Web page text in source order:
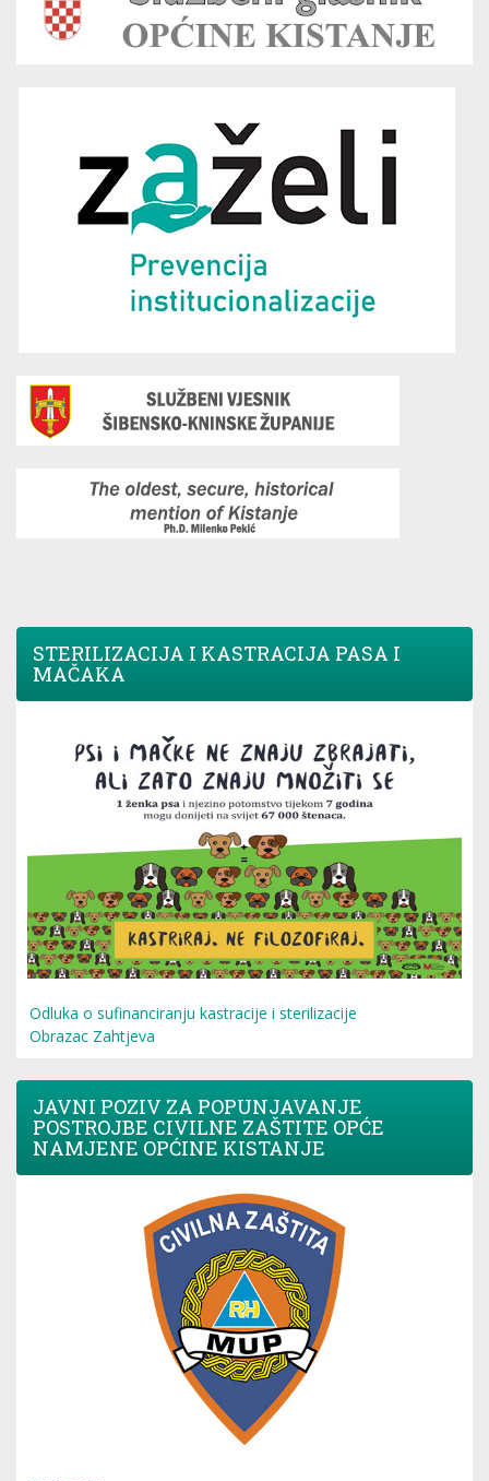
STERILIZACIJA I KASTRACIJA PASA I
MAČAKA
Odluka o sufinanciranju kastracije i sterilizacije
Obrazac Zahtjeva
JAVNI POZIV ZA POPUNJAVANJE
POSTROJBE CIVILNE ZAŠTITE OPĆE
NAMJENE OPĆINE KISTANJE